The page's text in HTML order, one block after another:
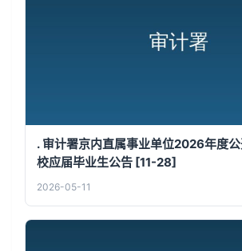
. 审计署京内直属事业单位2026年度
校应届毕业生公告 [11-28]
2026-05-11